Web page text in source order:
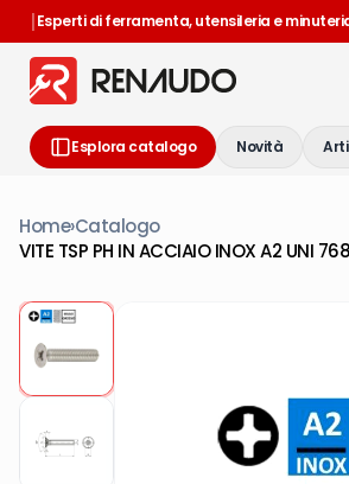
|Esperti di ferramenta, utensileria e
Esplora catalogo Novità
Home›Catalogo
VITE TSP PH IN ACCIAIO INOX A2 UNI